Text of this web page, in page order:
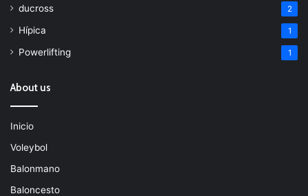
ducross 2
Hípica 1
Powerlifting 1
About us
Inicio
Voleybol
Balonmano
Baloncesto